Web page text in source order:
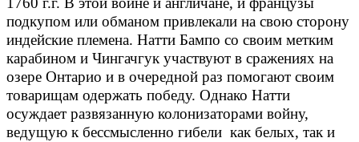
подкупом или обманом привлекали на свою сторону
индейские племена. Натти Бампо со своим метким
карабином и Чингачгук участвуют в сражениях на
озере Онтарио и в очередной раз помогают своим
товарищам одержать победу. Однако Натти
осуждает развязанную колонизаторами войну,
ведущую к бессмысленно гибели как белых, так и